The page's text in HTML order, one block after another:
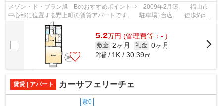
メゾン・ド・ブラン旭 Bのおすすめポイント⇒ 2009年2月築。 福山市
中心部に位置する野上町の賃貸アパートです。 駐車場1台込。 徒歩約5分
のところにコンビニエンスストアがあり、...
5.2万円 (管理費等：- )
敷金 2ヶ月 礼金 0ヶ月
2階 / 1K / 30.39㎡
賃貸 | アパート カーサフェリーチェ
敷0